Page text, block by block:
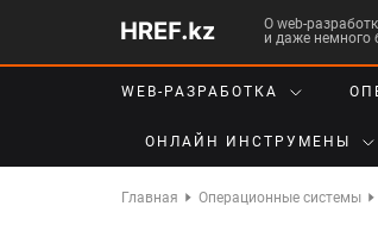
О web-
и даже немного
WEB-РАЗРАБОТКА
ОНЛАЙН ИНСТРУМЕНЫ
Главная Операционные системы